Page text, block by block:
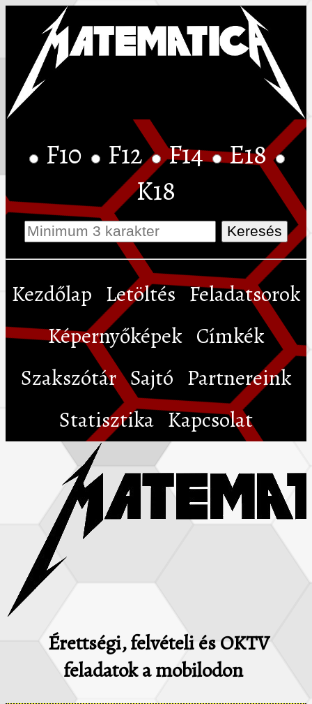
F10 F12 F14 E18
K18
Kezdőlap Letöltés Feladatsorok
Képernyőképek Címkék
Szakszótár Sajtó Partnereink
Statisztika Kapcsolat
Érettségi, felvételi és OKTV
feladatok a mobilodon